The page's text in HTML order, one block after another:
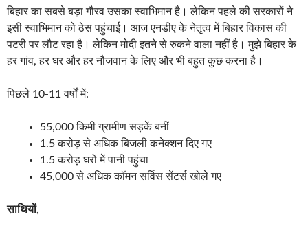
बिहार का सबसे बड़ा गौरव उसका स्वाभिमान है। लेकिन पहले की सरकारों ने
इसी स्वाभिमान को ठेस पहुंचाई। आज एनडीए के नेतृत्व में बिहार विकास की
पटरी पर लौट रहा है। लेकिन मोदी इतने से रुकने वाला नहीं है। मुझे बिहार के
हर गांव, हर घर और हर नौजवान के लिए और भी बहुत कुछ करना है।
पिछले 10-11 वर्षों में:
55,000 किमी ग्रामीण सड़कें बनीं
1.5 करोड़ से अधिक बिजली कनेक्शन दिए गए
1.5 करोड़ घरों में पानी पहुंचा
45,000 से अधिक कॉमन सर्विस सेंटर्स खोले गए
साथियों,